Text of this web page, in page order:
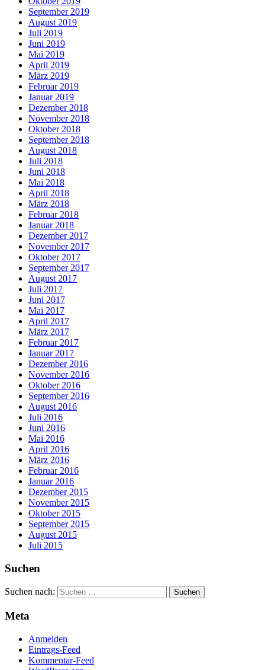
September 2019
August 2019
Juli 2019
Juni 2019
Mai 2019
April 2019
März 2019
Februar 2019
Januar 2019
Dezember 2018
November 2018
Oktober 2018
September 2018
August 2018
Juli 2018
Juni 2018
Mai 2018
April 2018
März 2018
Februar 2018
Januar 2018
Dezember 2017
November 2017
Oktober 2017
September 2017
August 2017
Juli 2017
Juni 2017
Mai 2017
April 2017
März 2017
Februar 2017
Januar 2017
Dezember 2016
November 2016
Oktober 2016
September 2016
August 2016
Juli 2016
Juni 2016
Mai 2016
April 2016
März 2016
Februar 2016
Januar 2016
Dezember 2015
November 2015
Oktober 2015
September 2015
August 2015
Juli 2015
Suchen
Suchen nach:
Meta
Anmelden
Eintrags-Feed
Kommentar-Feed